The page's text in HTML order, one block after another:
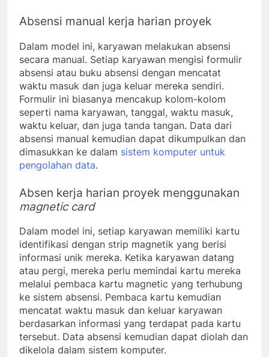
Absensi manual kerja harian proyek
Dalam model ini, karyawan melakukan absensi
secara manual. Setiap karyawan mengisi formulir
absensi atau buku absensi dengan mencatat
waktu masuk dan juga keluar mereka sendiri.
Formulir ini biasanya mencakup kolom-kolom
seperti nama karyawan, tanggal, waktu masuk,
waktu keluar, dan juga tanda tangan. Data dari
absensi manual kemudian dapat dikumpulkan dan
dimasukkan ke dalam sistem komputer untuk
pengolahan data.
Absen kerja harian proyek menggunakan
magnetic card
Dalam model ini, setiap karyawan memiliki kartu
identifikasi dengan strip magnetik yang berisi
informasi unik mereka. Ketika karyawan datang
atau pergi, mereka perlu memindai kartu mereka
melalui pembaca kartu magnetic yang terhubung
ke sistem absensi. Pembaca kartu kemudian
mencatat waktu masuk dan keluar karyawan
berdasarkan informasi yang terdapat pada kartu
tersebut. Data absensi kemudian dapat diolah dan
dikelola dalam sistem komputer.